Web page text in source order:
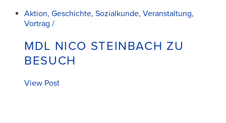
Aktion, Geschichte, Sozialkunde, Veranstaltung,
Vortrag /
MDL NICO STEINBACH ZU
BESUCH
View Post